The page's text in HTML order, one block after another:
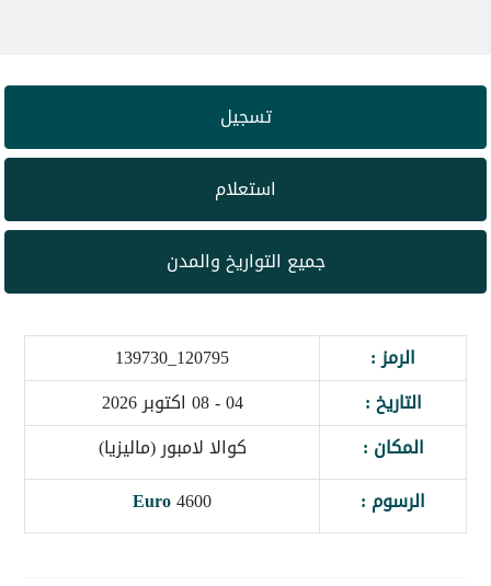
تسجيل
استعلام
جميع التواريخ والمدن
الرمز :
120795_139730
التاريخ :
04 - 08 اكتوبر 2026
المكان :
كوالا لامبور (ماليزيا)
الرسوم :
4600
Euro